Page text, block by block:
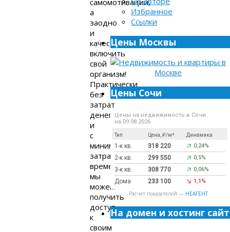
а
заодно
и
качественно
включить
свой
организм!
Практически
без
затрат
денег
и
с
минимальными
затратами
времени
мы
можем
получить
доступ
к
своим
Избранное
Ссылки
Цены Москвы
Цены Сочи
Цены на недвижимость в Сочи
на 09.08.2026
Тип Цена, ₽/м² Динамика
1-к кв. 318 220 0,24%
2-к кв. 299 550 0,5%
3-к кв. 308 770 0,06%
Дома 233 100 1,1%
Расчет показателей — НЕАГЕНТ
На домен и хостинг